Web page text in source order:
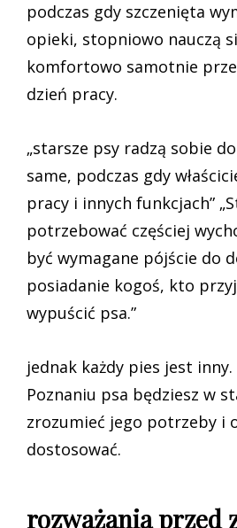
podczas gdy szczenięta
opieki, stopniowo nauczą
komfortowo samotnie
dzień pracy.
„starsze psy radzą sobie
same, podczas gdy
pracy i innych funkcjach”
potrzebować częściej
być wymagane pójście do
posiadanie kogoś, kto
wypuścić psa.”
jednak każdy pies jest
Poznaniu psa będziesz w
zrozumieć jego potrzeby i
dostosować.
rozważania przed